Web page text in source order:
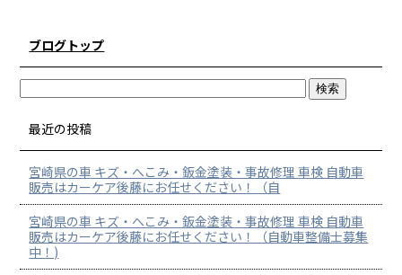
ブログトップ
最近の投稿
宮崎県の車 キズ・へこみ・鈑金塗装・事故修理 車検 自動車
販売はカーケア後藤にお任せください！（自
宮崎県の車 キズ・へこみ・鈑金塗装・事故修理 車検 自動車
販売はカーケア後藤にお任せください！（自動車整備士募集
中！)